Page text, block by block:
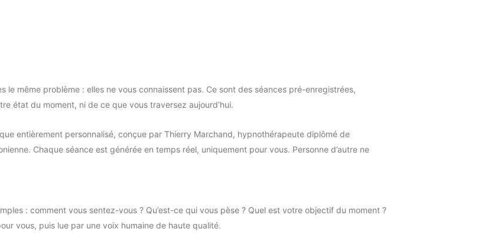
le même problème : elles ne vous connaissent pas. Ce sont des séances pré-enregistrées,
état du moment, ni de ce que vous traversez aujourd’hui.
entièrement personnalisé, conçue par Thierry Marchand, hypnothérapeute diplômé de
Chaque séance est générée en temps réel, uniquement pour vous. Personne d’autre ne
: comment vous sentez-vous ? Qu’est-ce qui vous pèse ? Quel est votre objectif du moment ?
vous, puis lue par une voix humaine de haute qualité.